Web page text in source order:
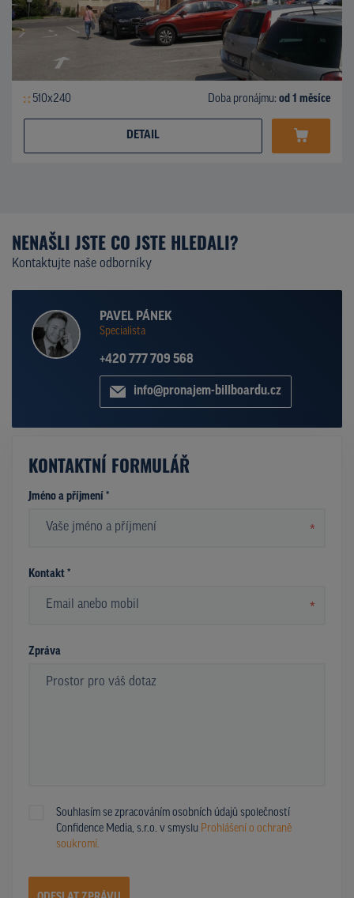
510x240 Doba pronájmu: od 1 měsíce
DETAIL
NENAŠLI JSTE CO JSTE HLEDALI?
Kontaktujte naše odborníky
PAVEL PÁNEK
Specialista
+420 777 709 568
info@pronajem-billboardu.cz
KONTAKTNÍ FORMULÁŘ
Jméno a příjmení *
*
Kontakt *
*
Zpráva
Souhlasím se zpracováním osobních údajů společností
Confidence Media, s.r.o. v smyslu Prohlášení o ochraně
soukromí.